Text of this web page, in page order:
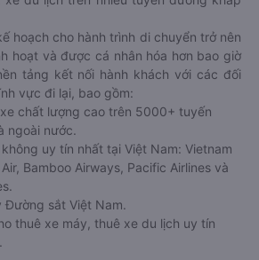
hoạch cho hành trình di chuyển trở nên
hoạt và được cá nhân hóa hơn bao giờ
tảng kết nối hành khách với các đối
vực đi lại, bao gồm:
chất lượng cao trên 5000+ tuyến
ngoài nước.
uy tín nhất tại Việt Nam: Vietnam
Bamboo Airways, Pacific Airlines và
Đường sắt Việt Nam.
thuê xe máy, thuê xe du lịch uy tín